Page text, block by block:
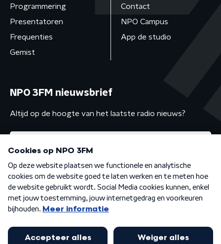
Programmering
Presentatoren
Frequenties
Gemist
Contact
NPO Campus
App de studio
NPO 3FM nieuwsbrief
Altijd op de hoogte van het laatste radio nieuws?
Algemene voorwaarden Privacybeleid